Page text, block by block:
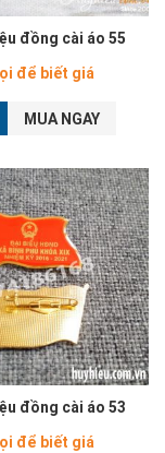
đồng cài áo 55
để biết giá
MUA NGAY
đồng cài áo 53
để biết giá